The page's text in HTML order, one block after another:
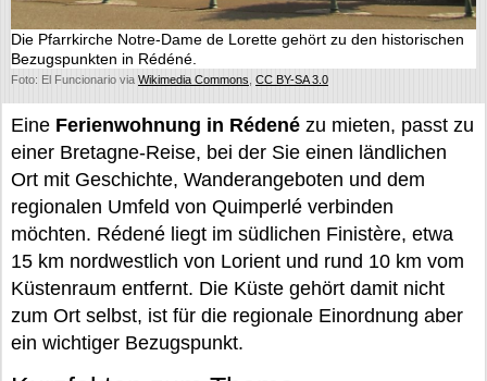
Die Pfarrkirche Notre-Dame de Lorette gehört zu den historischen
Bezugspunkten in Rédéné.
Foto: El Funcionario via Wikimedia Commons CC BY-SA 3.0
Eine Ferienwohnung in Rédené zu mieten, passt zu
einer Bretagne-Reise, bei der Sie einen ländlichen
Ort mit Geschichte, Wanderangeboten und dem
regionalen Umfeld von Quimperlé verbinden
möchten. Rédené liegt im südlichen Finistère, etwa
15 km nordwestlich von Lorient und rund 10 km vom
Küstenraum entfernt. Die Küste gehört damit nicht
zum Ort selbst, ist für die regionale Einordnung aber
ein wichtiger Bezugspunkt.